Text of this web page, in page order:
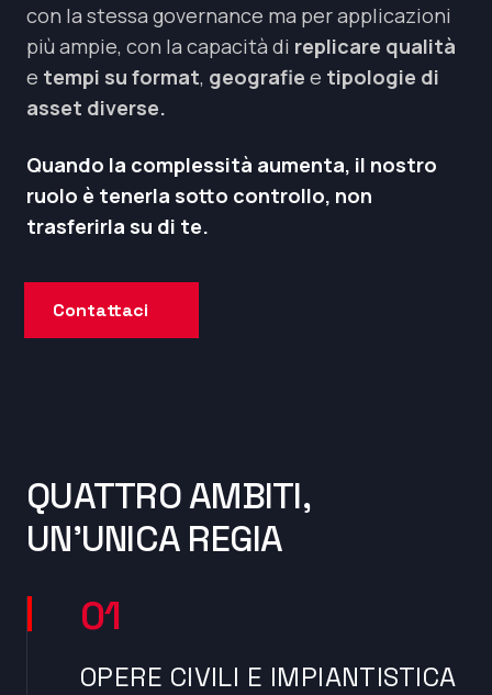
con la stessa governance ma per applicazioni
più ampie, con la capacità di replicare qualità
e tempi su format, geografie e tipologie di
asset diverse.
Quando la complessità aumenta, il nostro
ruolo è tenerla sotto controllo, non
trasferirla su di te.
Contattaci
QUATTRO AMBITI,
UN’UNICA REGIA
01
OPERE CIVILI E IMPIANTISTICA